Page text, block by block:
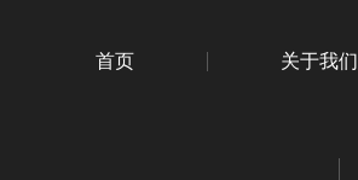
首页 关于我们